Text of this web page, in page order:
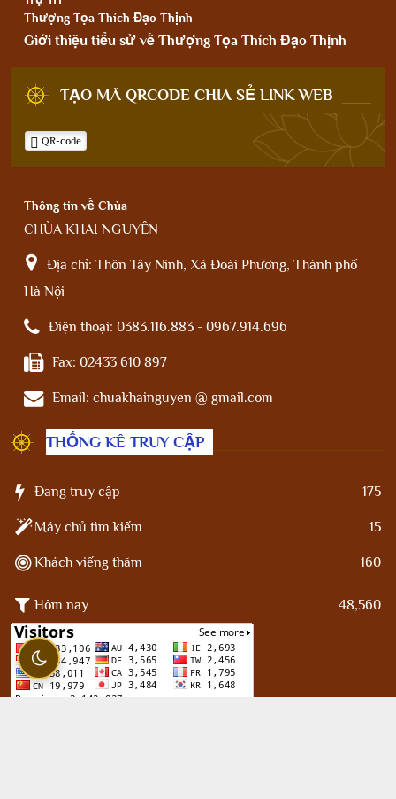
Thượng Tọa Thích Đạo Thịnh
Giới thiệu tiểu sử về Thượng Tọa Thích Đạo Thịnh
TẠO MÃ QRCODE CHIA SẺ LINK WEB
QR-code
Thông tin về Chùa
CHÙA KHAI NGUYÊN
Địa chỉ: Thôn Tây Ninh, Xã Đoài Phương, Thành phố
Hà Nội
Điện thoại: 0383.116.883 - 0967.914.696
Fax: 02433 610 897
Email: chuakhainguyen @ gmail.com
THỐNG KÊ TRUY CẬP
Đang truy cập 175
Máy chủ tìm kiếm 15
Khách viếng thăm 160
Hôm nay 48,560